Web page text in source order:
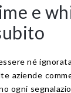
e
né
aziende
ogni